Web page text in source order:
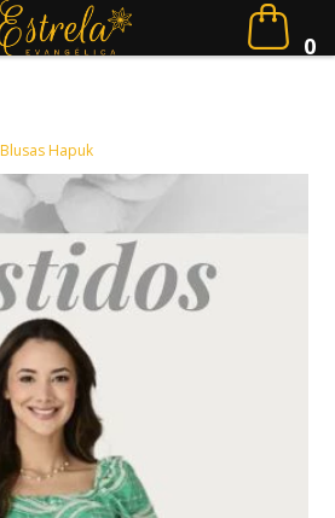
0
Blusas Hapuk